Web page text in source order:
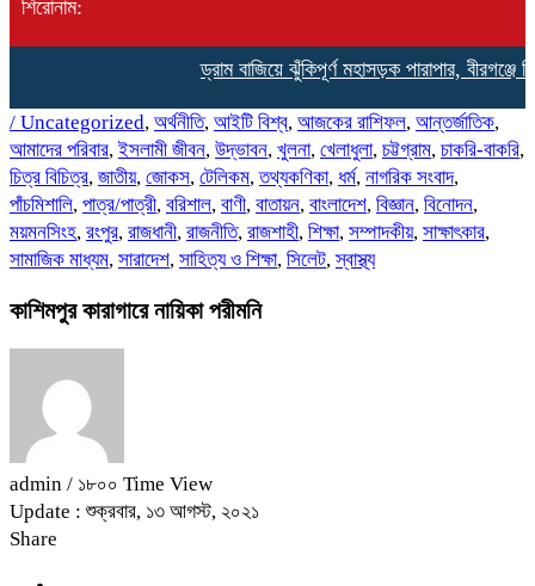
শিরোনাম:
ড্রাম বাজিয়ে ঝুঁকিপূর্ণ মহাসড়ক পারাপার, বীরগঞ্জে
/ Uncategorized, অর্থনীতি, আইটি বিশ্ব, আজকের রাশিফল, আন্তর্জাতিক,
আমাদের পরিবার,ইসলামী জীবন, উদ্ভাবন, খুলনা, খেলাধুলা, চট্টগ্রাম, চাকরি-বাকরি,
চিত্র বিচিত্র, জাতীয়, জোকস, টেলিকম,তথ্যকণিকা, ধর্ম, নাগরিক সংবাদ,
পাঁচমিশালি, পাত্র/পাত্রী, বরিশাল, বাণী, বাতায়ন, বাংলাদেশ, বিজ্ঞান, বিনোদন,
ময়মনসিংহ, রংপুর, রাজধানী, রাজনীতি, রাজশাহী, শিক্ষা, সম্পাদকীয়, সাক্ষাৎকার,
সামাজিক মাধ্যম, সারাদেশ, সাহিত্য ও শিক্ষা, সিলেট,স্বাস্থ্য
কাশিমপুর কারাগারে নায়িকা পরীমনি
admin / ১৮০০ Time View
Update : শুক্রবার, ১৩ আগস্ট, ২০২১
Share